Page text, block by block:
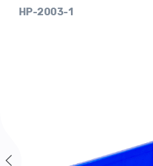
HP-2003-1